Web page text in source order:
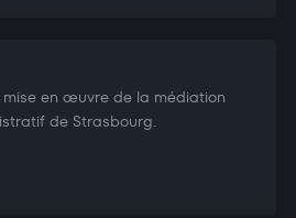
en œuvre de la médiation
de Strasbourg.